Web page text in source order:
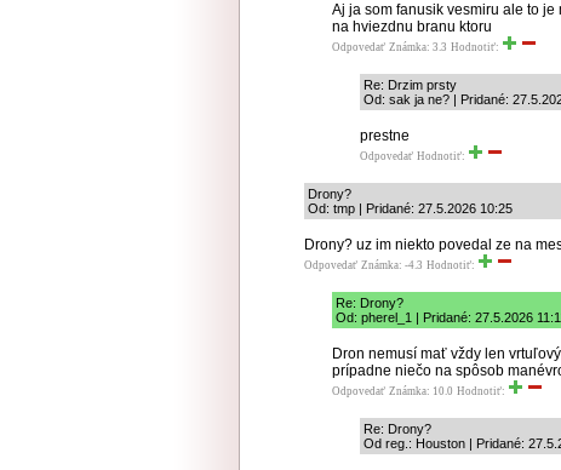
Aj ja som fanusik vesmiru ale to
na hviezdnu branu ktoru
Odpovedať Známka: 3.3 Hodnotiť:
Re: Drzim prsty
Od: sak ja ne? | Pridané:
prestne
Odpovedať Hodnotiť:
Drony?
Od: tmp | Pridané: 27.5.2026 10:25
Drony? uz im niekto povedal ze na
Odpovedať Známka: -4.3 Hodnotiť:
Re: Drony?
Od: pherel_1 | Pridané: 27.5.2026
Dron nemusí mať vždy len
prípadne niečo na spôsob
Odpovedať Známka: 10.0 Hodnotiť:
Re: Drony?
Od reg.: Houston | Pridané: